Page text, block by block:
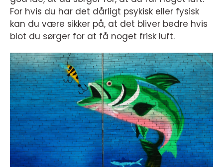
For hvis du har det dårligt psykisk eller fysisk
kan du være sikker på, at det bliver bedre hvis
blot du sørger for at få noget frisk luft.